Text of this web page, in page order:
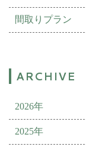
間取りプラン
2026年
2025年